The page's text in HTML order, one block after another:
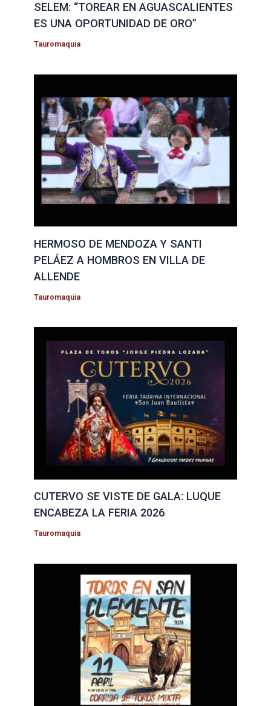
SELEM: “TOREAR EN AGUASCALIENTES
ES UNA OPORTUNIDAD DE ORO”
Tauromaquia
HERMOSO DE MENDOZA Y SANTI
PELÁEZ A HOMBROS EN VILLA DE
ALLENDE
Tauromaquia
CUTERVO SE VISTE DE GALA: LUQUE
ENCABEZA LA FERIA 2026
Tauromaquia